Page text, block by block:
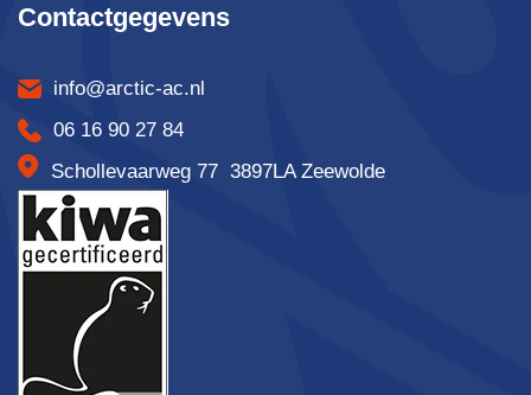
Contactgegevens
info@arctic-ac.nl
06 16 90 27 84
Schollevaarweg 77 3897LA Zeewolde